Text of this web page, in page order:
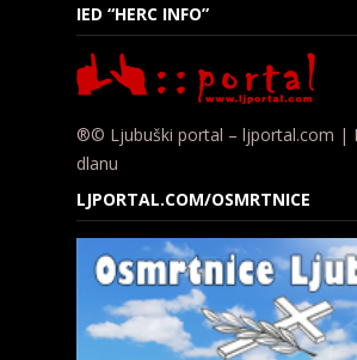
IED “HERC INFO”
®© Ljubuški portal – ljportal.com |
dlanu
LJPORTAL.COM/OSMRTNICE